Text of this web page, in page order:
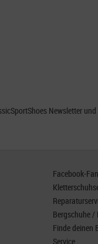
Newsletter
Facebook-
Bergschuhe /
Finde deinen
Service